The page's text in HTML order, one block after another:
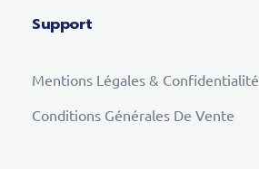
Support
Mentions Légales & Confidentialité
Conditions Générales De Vente